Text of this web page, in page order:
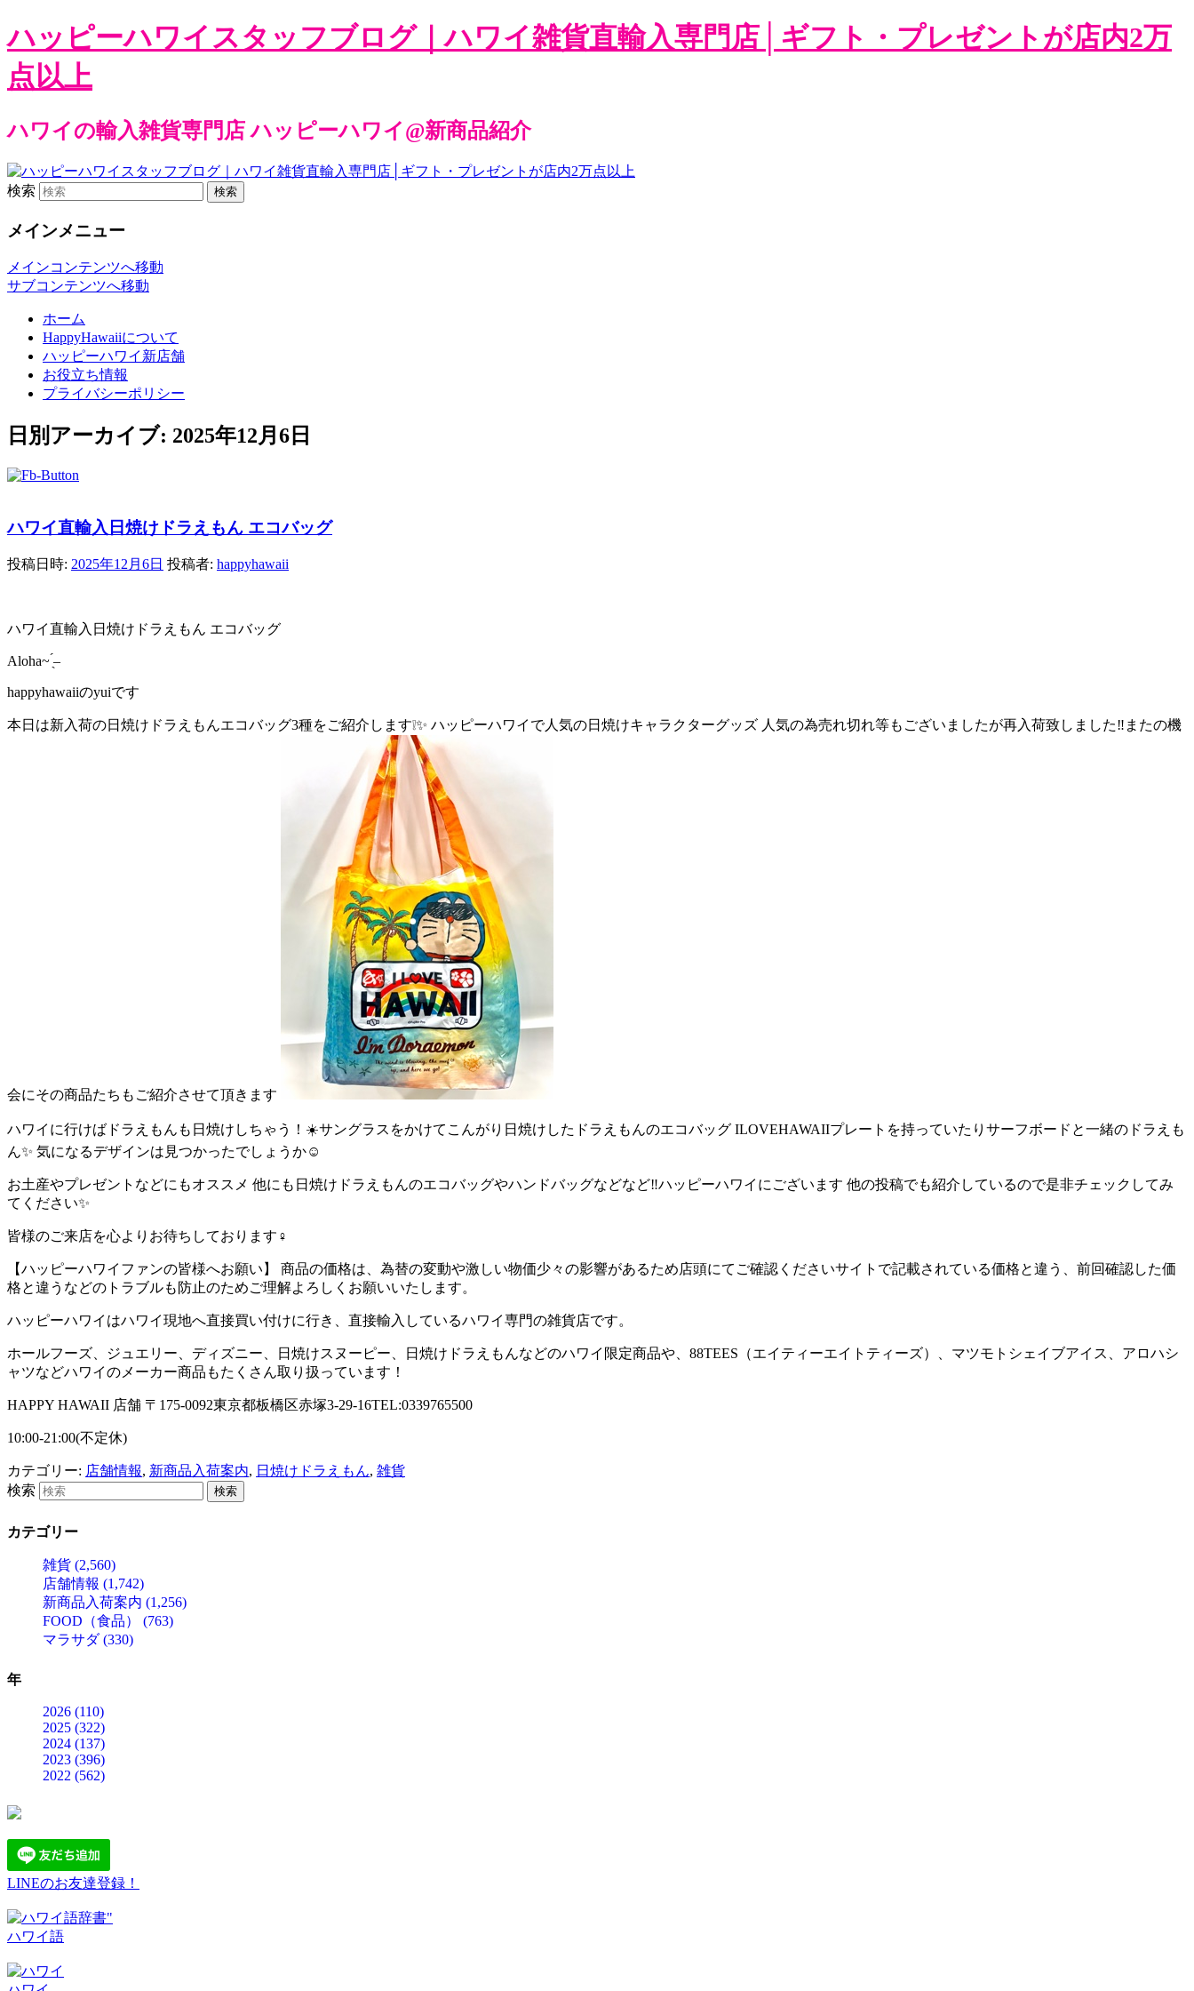
ハッピーハワイスタッフブログ｜ハワイ雑貨直輸入専門店│ギフト・プレゼントが店内2万
点以上
ハワイの輸入雑貨専門店 ハッピーハワイ@新商品紹介
検索
メインメニュー
メインコンテンツへ移動
サブコンテンツへ移動
ホーム
HappyHawaiiについて
ハッピーハワイ新店舗
お役立ち情報
プライバシーポリシー
日別アーカイブ: 2025年12月6日
ハワイ直輸入日焼けドラえもん エコバッグ
投稿日時: 2025年12月6日 投稿者: happyhawaii
ハワイ直輸入日焼けドラえもん エコバッグ
Aloha~ –
happyhawaiiのyuiです
本日は新入荷の日焼けドラえもんエコバッグ3種をご紹介します❕✨️ ハッピーハワイで人気の日焼けキャラクターグッズ 人気の為売れ切れ等もございましたが再入荷致しました‼️またの機
会にその商品たちもご紹介させて頂きます
ハワイに行けばドラえもんも日焼けしちゃう！☀️サングラスをかけてこんがり日焼けしたドラえもんのエコバッグ️ ILOVEHAWAIIプレートを持っていたりサーフボードと一緒のドラえも
ん✨ 気になるデザインは見つかったでしょうか☺️
お土産やプレゼントなどにもオススメ 他にも日焼けドラえもんのエコバッグやハンドバッグなどなど‼️ハッピーハワイにございます 他の投稿でも紹介しているので是非チェックしてみ
てください✨
皆様のご来店を心よりお待ちしております ‍♀️
【ハッピーハワイファンの皆様へお願い】 商品の価格は、為替の変動や激しい物価少々の影響があるため店頭にてご確認くださいサイトで記載されている価格と違う、前回確認した価
格と違うなどのトラブルも防止のためご理解よろしくお願いいたします。
ハッピーハワイはハワイ現地へ直接買い付けに行き、直接輸入しているハワイ専門の雑貨店です。
ホールフーズ、ジュエリー、ディズニー、日焼けスヌーピー、日焼けドラえもんなどのハワイ限定商品や、 88TEES （エイティーエイトティーズ）、マツモトシェイブアイス、アロハシ
ャツなどハワイのメーカー商品もたくさん取り扱っています！
HAPPY HAWAII 店舗 〒 175-0092東京都板橋区赤塚3-29-16TEL:0339765500
10:00-21:00(不定休)
カテゴリー: 店舗情報, 新商品入荷案内, 日焼けドラえもん, 雑貨
検索
カテゴリー
雑貨 (2,560)
店舗情報 (1,742)
新商品入荷案内 (1,256)
FOOD（食品） (763)
マラサダ (330)
年
2026 (110)
2025 (322)
2024 (137)
2023 (396)
2022 (562)
LINEのお友達登録！
ハワイ語